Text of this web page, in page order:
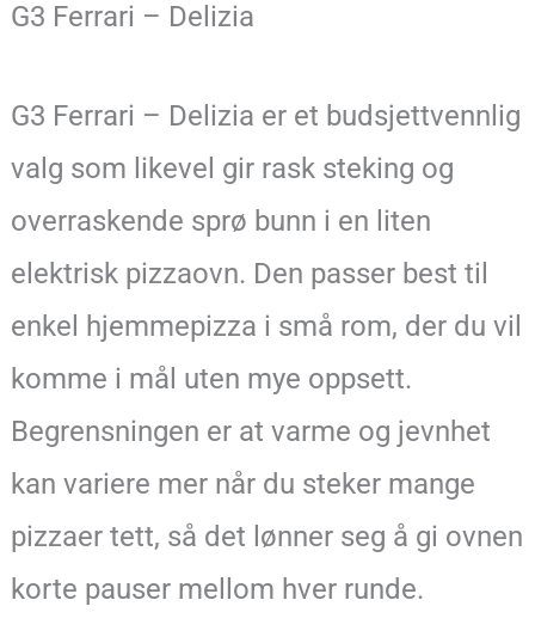
G3 Ferrari – Delizia
G3 Ferrari – Delizia er et budsjettvennlig
valg som likevel gir rask steking og
overraskende sprø bunn i en liten
elektrisk pizzaovn. Den passer best til
enkel hjemmepizza i små rom, der du vil
komme i mål uten mye oppsett.
Begrensningen er at varme og jevnhet
kan variere mer når du steker mange
pizzaer tett, så det lønner seg å gi ovnen
korte pauser mellom hver runde.